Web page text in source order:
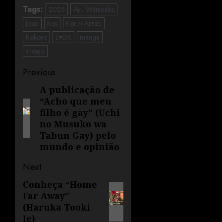
Tags: 2025
Ayu Watanabe
Josei
Kiss
Koi ni Arazu
Kokoro
L♥DK
manga
shoujo
Previous
A publicação de
“Acho que meu
filho é gay” (Uchi
no Musuko wa
Tabun Gay) pelo
mundo e opinião
Next
Conheça “Home
Far Away”
(Haruka Tooki
Ie)